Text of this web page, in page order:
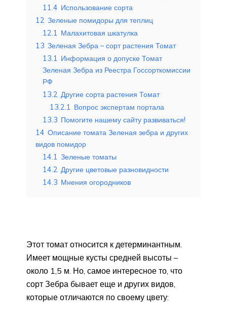
11.4 Использование сорта
12 Зеленые помидоры для теплиц
12.1 Малахитовая шкатулка
13 Зеленая Зебра – сорт растения Томат
13.1 Информация о допуске Томат
Зеленая Зебра из Реестра Госсорткомиссии
РФ
13.2 Другие сорта растения Томат
13.2.1 Вопрос экспертам портала
13.3 Помогите нашему сайту развиваться!
14 Описание томата Зеленая зебра и других
видов помидор
14.1 Зеленые томаты
14.2 Другие цветовые разновидности
14.3 Мнения огородников
Этот томат относится к детерминантным.
Имеет мощные кусты средней высоты –
около 1,5 м. Но, самое интересное то, что
сорт Зебра бывает еще и других видов,
которые отличаются по своему цвету: